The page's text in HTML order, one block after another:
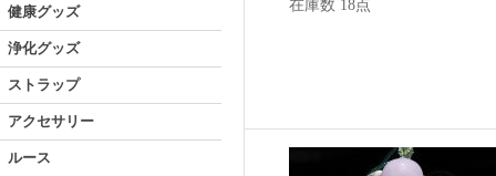
健康グッズ
浄化グッズ
ストラップ
アクセサリー
ルース
在庫数 18点